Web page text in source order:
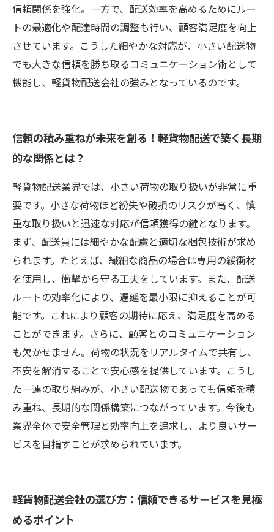
信頼関係を強化。一方で、配送効率を高めるためにルー
トの最適化や配達時間の調整も行い、顧客満足度を向上
させています。こうした細やかな対応が、小さい配送物
でも大きな信頼を勝ち取るコミュニケーション術として
機能し、軽貨物配送会社の強みとなっているのです。
信頼の積み重ねが未来を創る！軽貨物配送で築く長期
的な関係とは？
軽貨物配送業界では、小さい荷物の取り扱いが非常に重
要です。小さな荷物ほど紛失や破損のリスクが高く、慎
重な取り扱いと迅速な対応が信頼獲得の鍵となります。
まず、配送員には細やかな配慮と適切な梱包技術が求め
られます。たとえば、繊細な商品の場合は専用の緩衝材
を使用し、衝撃から守る工夫をしています。また、配送
ルートの効率化により、遅延を最小限に抑えることが可
能です。これにより顧客の期待に応え、満足度を高める
ことができます。さらに、顧客とのコミュニケーション
も欠かせません。荷物の状況をリアルタイムで共有し、
不安を解消することで安心感を提供しています。こうし
た一連の取り組みが、小さい配送物であっても信頼を積
み重ね、長期的な関係構築につながっています。今後も
業界全体で安全管理と効率向上を追求し、より良いサー
ビスを目指すことが求められています。
軽貨物配送会社の選び方：信頼できるサービスを見極
めるポイント